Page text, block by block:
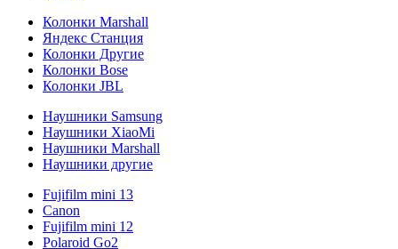
Колонки Marshall
Яндекс Станция
Колонки Другие
Колонки Bose
Колонки JBL
Наушники Samsung
Наушники XiaoMi
Наушники Marshall
Наушники другие
Fujifilm mini 13
Canon
Fujifilm mini 12
Polaroid Go2